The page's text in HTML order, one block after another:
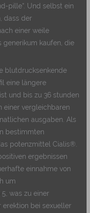
pille“. Und selbst ein
dass der
einer weile
kaufen, die
blutdrucksenkende
eine längere
und bis zu 36 stunden
einer vergleichbaren
ausgaben. Als
bestimmten
potenzmittel Cialis®.
ergebnissen
einnahme von
um
was zu einer
bei sexueller